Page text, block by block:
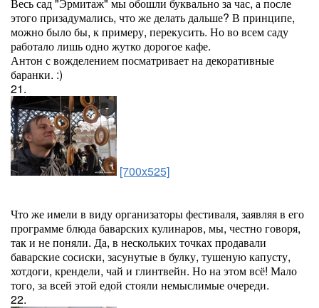
этого призадумались, что же делать дальше? В принципе,
можно было бы, к примеру, перекусить. Но во всем саду
работало лишь одно жутко дорогое кафе.
Антон с вожделением посматривает на декоративные
баранки. :)
21.
[700x525]
Что же имели в виду организаторы фестиваля, заявляя в его
программе блюда баварских кулинаров, мы, честно говоря,
так и не поняли. Да, в нескольких точках продавали
баварские сосиски, засунутые в булку, тушеную капусту,
хотдоги, крендели, чай и глинтвейн. Но на этом всё! Мало
того, за всей этой едой стояли немыслимые очереди.
22.